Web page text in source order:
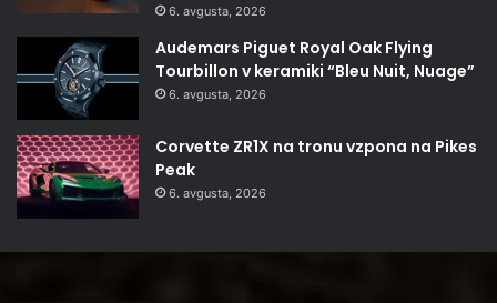
6. avgusta, 2026
Audemars Piguet Royal Oak Flying
Tourbillon v keramiki “Bleu Nuit, Nuage”
6. avgusta, 2026
Corvette ZR1X na tronu vzpona na Pikes
Peak
6. avgusta, 2026